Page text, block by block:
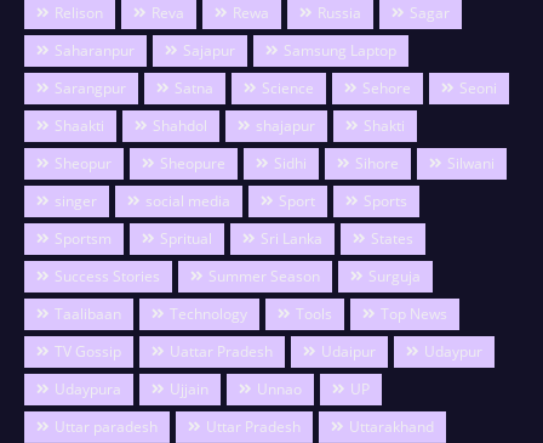
Relison
Reva Rewa Russia
Sagar
Saharanpur
Sajapur
Samsung Laptop
Sarangpur
Satna Science Sehore
Seoni
Shaakti
Shahdol shajapur
Shakti
Sheopur
Sheopure Sidhi Sihore
Silwani
singer
social media Sport
Sports
Sportsm
Spritual Sri Lanka
States
Success Stories
Summer Season
Surguja
Taalibaan
Technology Tools
Top News
TV Gossip
Uattar Pradesh Udaipur
Udaypur
Udaypura
Ujjain Unnao
UP
Uttar paradesh
Uttar Pradesh
Uttarakhand